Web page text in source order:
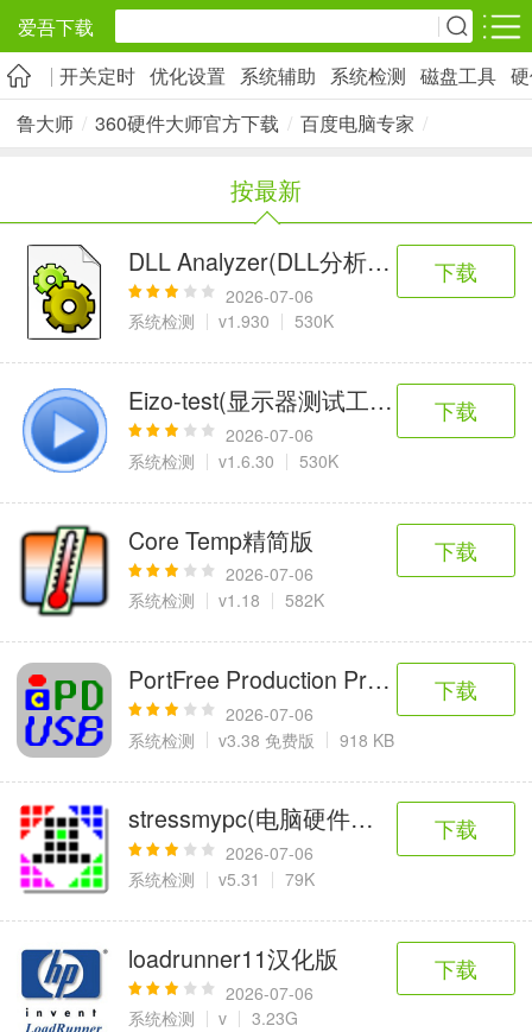
爱吾下载
安卓应用 安卓游戏
旅游出行
社交通讯
2千+款应用
影音播放
实用工具
2万+款应用
金融理财
2百+款应用
网上购物
资讯阅读
1万+款应用
学习办公
3万+款应用
生活服务
2万+款应用
医疗健康
6千+款应用
母婴育儿
2百+款应用
趣味娱乐
3千+款应用
图像拍照
9百+款应用
开关定时 优化设置 系统辅助 系统检测 磁盘工具
鲁大师 / 360硬件大师官方下载 / 百度电脑专家 /
按最新
DLL Analyzer(DLL分析器)
2026-07-06
系统检测
v1.930 530K
下载
Eizo-test(显示器测试工具)
2026-07-06
系统检测
v1.6.30 530K
下载
Core Temp精简版
2026-07-06
系统检测
v1.18 582K
下载
PortFree Production Program(u盘低
2026-07-06
系统检测
v3.38 免费版 918 KB
下载
stressmypc(电脑硬件压力测试)
2026-07-06
系统检测
v5.31 79K
下载
loadrunner11汉化版
2026-07-06
系统检测
v 3.23G
下载